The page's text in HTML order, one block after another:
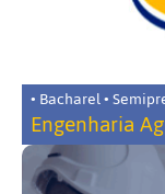
• Bacharel •
Engenharia